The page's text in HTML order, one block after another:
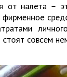
от налета –
совсем